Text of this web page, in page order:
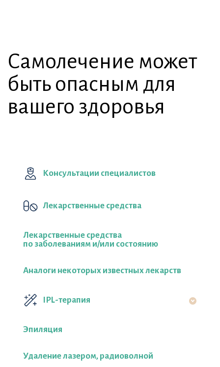
Консультации специалистов
Лекарственные средства
Лекарственные средства
по заболеваниям и/или состоянию
Аналоги некоторых известных лекарств
IPL-терапия
Эпиляция
Удаление лазером, радиоволной
Самолечение может
быть опасным для
вашего здоровья